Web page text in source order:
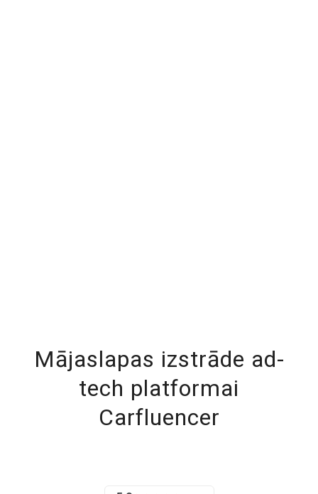
Mājaslapas izstrāde ad-
tech platformai
Carfluencer